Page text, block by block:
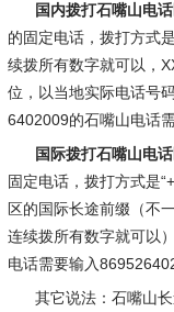
国内拨打石嘴山电
的固定电话，拨打方式
续拨所有数字就可以，
位，以当地实际电话号
6402009的石嘴山电话
国际拨打石嘴山电
固定电话，拨打方式是
区的国际长途前缀（不
连续拨所有数字就可以
电话需要输入
其它说法：石嘴山